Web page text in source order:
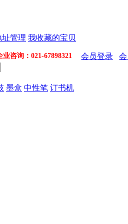
管理 我收藏的宝贝
咨询：021-67898321 会员登录
墨盒 中性笔 订书机